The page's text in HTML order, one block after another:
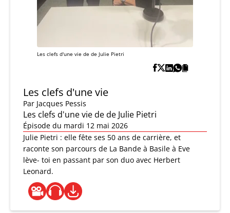
Les clefs d'une vie de de Julie Pietri
Les clefs d'une vie
Par Jacques Pessis
Les clefs d'une vie de de Julie Pietri
Épisode du mardi 12 mai 2026
Julie Pietri : elle fête ses 50 ans de carrière, et
raconte son parcours de La Bande à Basile à Eve
lève- toi en passant par son duo avec Herbert
Leonard.